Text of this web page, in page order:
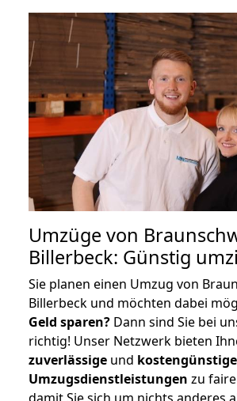
Umzüge von
Billerbeck: Günstig
Sie planen einen Umzug von
Billerbeck und möchten dabei
Geld sparen? Dann sind Sie bei
richtig! Unser Netzwerk bieten
zuverlässige und kostengünstige
Umzugsdienstleistungen zu